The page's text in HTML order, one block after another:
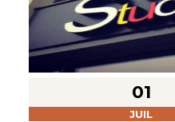
01
JUIL